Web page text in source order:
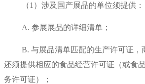
（1）涉及国产展品的单位须提供：
A. 参展展品的详细清单；
B. 与展品清单匹配的生产许可证，
还须提供相应的食品经营许可证（或食
务许可证）；